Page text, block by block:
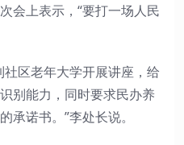
会上表示，“要打一场人民
区老年大学开展讲座，给
别能力，同时要求民办养
承诺书。”李处长说。